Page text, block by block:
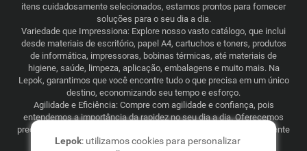
itens cuidadosamente selecionados, estamos prontos para fornecer
soluções para o seu dia a dia.
Variedade que Impressiona: Explore nosso vasto catálogo, que inclui
desde materiais de escritório, papel A4, cartuchos e toners, produtos
de informática, impressoras, bobinas térmicas, até materiais de
higiene, saúde, limpeza, aplicação, embalagens e muito mais. Na
Lepok, garantimos que você encontre tudo o que precisa em um único
destino, economizando seu tempo e esforço.
Agilidade e Eficiência: Compre com agilidade e confiança, pois
entendemos a importância da rapidez no seu dia a dia. Oferecemos
preços justos e competitivos, combinados com uma logística eficiente
que abrange todo o Brasil. Seja para consumo recorrente ou
Lepok: utilizamos cookies para personalizar